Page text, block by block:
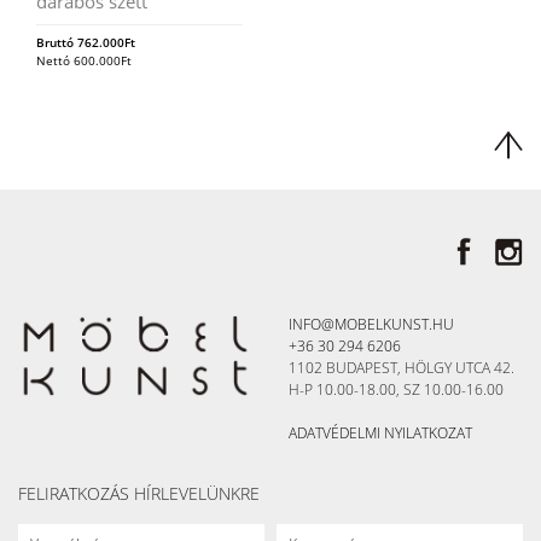
Bruttó 762.000Ft
Nettó 600.000Ft
INFO@MOBELKUNST.HU
+36 30 294 6206
1102 BUDAPEST, HÖLGY UTCA 42.
H-P 10.00-18.00, SZ 10.00-16.00
ADATVÉDELMI NYILATKOZAT
FELIRATKOZÁS HÍRLEVELÜNKRE